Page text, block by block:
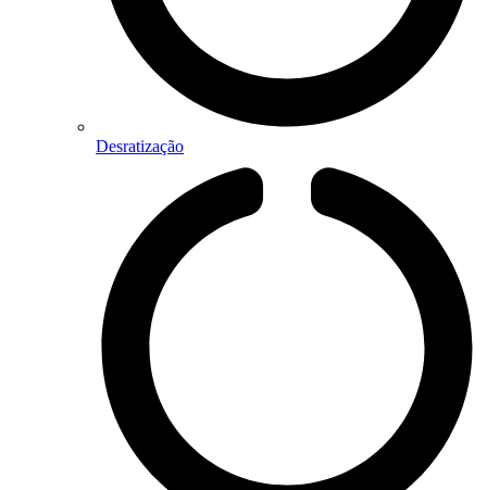
Desratização